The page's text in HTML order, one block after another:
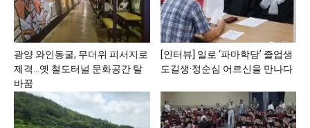
광양 와인동굴, 무더위 피서지로
제격…옛 철도터널 문화공간 탈
바꿈
[인터뷰] 일로 ‘파마학당’ 졸업생
도길생·정순심 어르신을 만나다